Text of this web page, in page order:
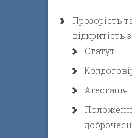
Прозорість
відкритість
Статут
Атестація